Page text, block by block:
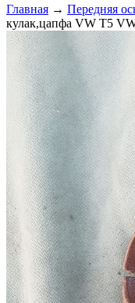
Главная → Передняя
кулак,цапфа VW Т5